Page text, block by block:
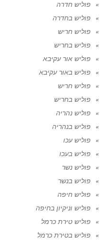
פוליש חדרה
פוליש בחדרה
פוליש חריש
פוליש בחריש
פוליש אור עקיבא
פוליש באור עקיבא
פוליש חריש
פוליש בחריש
פוליש נהריה
פוליש בנהריה
פוליש עכו
פוליש בעכו
פוליש נשר
פוליש בנשר
פוליש חיפה
פוליש וניקיון בחיפה
פוליש טירת כרמל
פוליש בטירת כרמל